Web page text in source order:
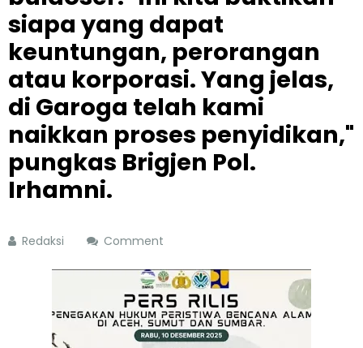
siapa yang dapat
keuntungan, perorangan
atau korporasi. Yang jelas,
di Garoga telah kami
naikkan proses penyidikan,"
pungkas Brigjen Pol.
Irhamni.
Redaksi Comment